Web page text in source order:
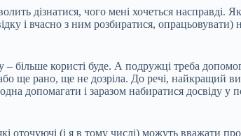
дізнатися, чого мені хочеться насправді.
і вчасно з ним розбиратися, опрацьовувати)
більше користі буде. А подружці треба
ще рано, ще не дозріла. До речі, найкращий
допомагати і заразом набиратися досвіду
оточуючі (і я в тому числі) можуть вважати